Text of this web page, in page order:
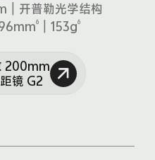
开普勒光学结构
6 ｜153g6
200mm
镜 G2